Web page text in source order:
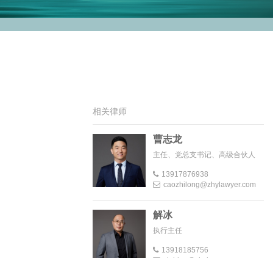
相关律师
曹志龙
主任、党总支书记、高级合伙人
13917876938
caozhilong@zhylawyer.com
解冰
执行主任
13918185756